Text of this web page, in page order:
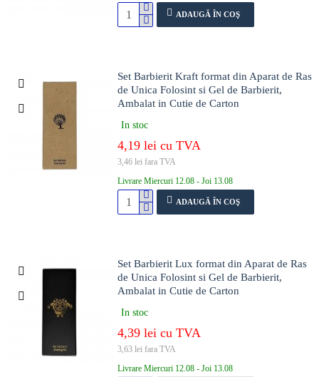
ADAUGĂ ÎN COŞ
Set Barbierit Kraft format din Aparat de Ras
de Unica Folosint si Gel de Barbierit,
Ambalat in Cutie de Carton
In stoc
4,19 lei cu TVA
3,46 lei fara TVA
Livrare Miercuri 12.08 - Joi 13.08
ADAUGĂ ÎN COŞ
Set Barbierit Lux format din Aparat de Ras
de Unica Folosint si Gel de Barbierit,
Ambalat in Cutie de Carton
In stoc
4,39 lei cu TVA
3,63 lei fara TVA
Livrare Miercuri 12.08 - Joi 13.08